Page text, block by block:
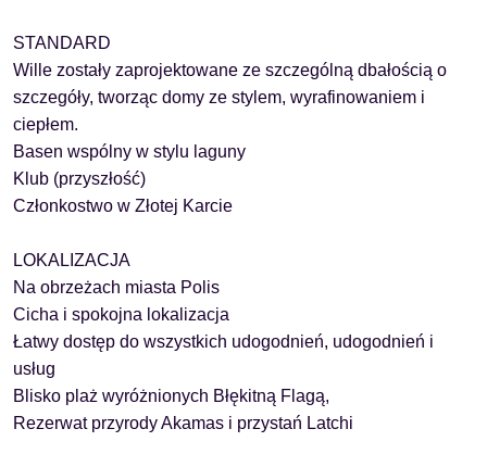
STANDARD
Wille zostały zaprojektowane ze szczególną dbałością o
szczegóły, tworząc domy ze stylem, wyrafinowaniem i
ciepłem.
Basen wspólny w stylu laguny
Klub (przyszłość)
Członkostwo w Złotej Karcie
LOKALIZACJA
Na obrzeżach miasta Polis
Cicha i spokojna lokalizacja
Łatwy dostęp do wszystkich udogodnień, udogodnień i
usług
Blisko plaż wyróżnionych Błękitną Flagą,
Rezerwat przyrody Akamas i przystań Latchi